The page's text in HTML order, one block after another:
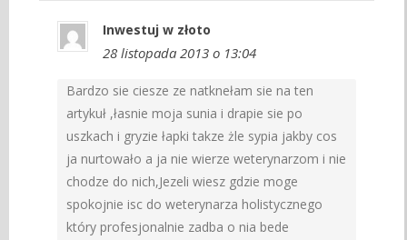
Inwestuj w złoto
28 listopada 2013 o 13:04
Bardzo sie ciesze ze natknełam sie na ten
artykuł ,łasnie moja sunia i drapie sie po
uszkach i gryzie łapki takze żle sypia jakby cos
ja nurtowało a ja nie wierze weterynarzom i nie
chodze do nich,Jezeli wiesz gdzie moge
spokojnie isc do weterynarza holistycznego
który profesjonalnie zadba o nia bede